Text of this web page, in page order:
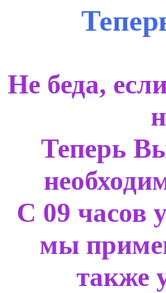
Не беда,
Теперь
С 09 часов
мы
также